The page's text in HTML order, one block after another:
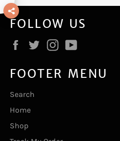
FOLLOW US
Facebook
Twitter Instagram
FOOTER MENU
Search
Home
Shop